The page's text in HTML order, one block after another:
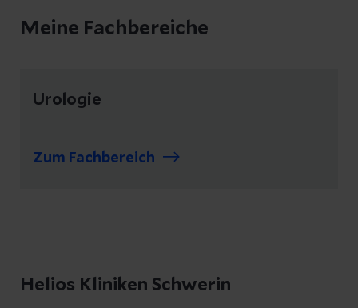
Meine Fachbereiche
Urologie
Zum Fachbereich
Helios Kliniken Schwerin